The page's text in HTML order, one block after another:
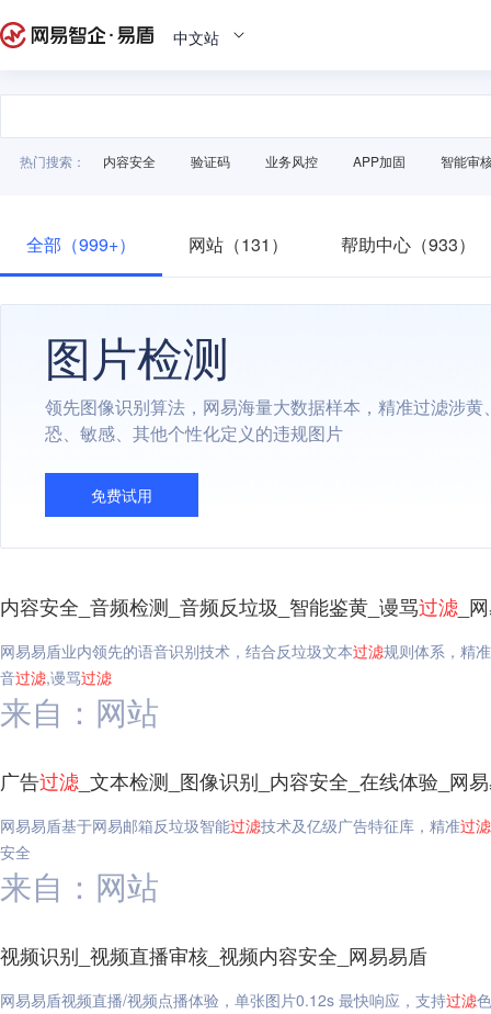
中文站
热门搜索： 内容安全 验证码 业务风控 APP加固 智能审
全部（999+） 网站（131） 帮助中心（933）
图片检测
领先图像识别算法，网易海量大数据样本，精准过滤涉黄
恐、敏感、其他个性化定义的违规图片
免费试用
内容安全_音频检测_音频反垃圾_智能鉴黄_谩骂过滤 _
网易易盾业内领先的语音识别技术，结合反垃圾文本过滤规则体系，精
音过滤,谩骂过滤
来自：网站
广告过滤 _文本检测_图像识别_内容安全_在线体验_网
网易易盾基于网易邮箱反垃圾智能过滤技术及亿级广告特征库，精准过滤
安全
来自：网站
视频识别_视频直播审核_视频内容安全_网易易盾
网易易盾视频直播/视频点播体验，单张图片0.12s 最快响应，支持过滤